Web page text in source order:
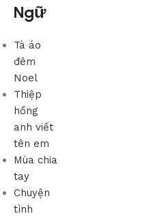
Ngữ
Tà áo
đêm
Noel
Thiệp
hồng
anh viết
tên em
Mùa chia
tay
Chuyện
tình